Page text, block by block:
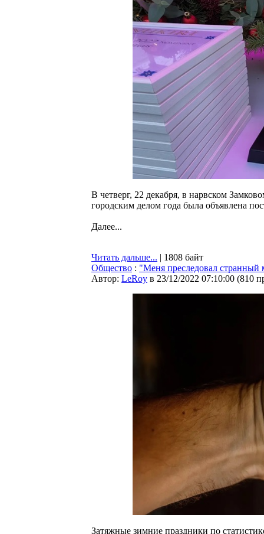
В четверг, 22 декабря, в нарвском
городским делом года была объявлена
Далее...
Читать дальше... | 1808 байт
Общество : "Меня преследовал странный
Автор: LeRoy в 23/12/2022 07:10:00 (810
Затяжные зимние праздники по